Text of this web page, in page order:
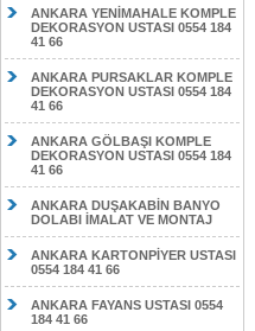
ANKARA YENİMAHALE KOMPLE
DEKORASYON USTASI 0554 184
41 66
ANKARA PURSAKLAR KOMPLE
DEKORASYON USTASI 0554 184
41 66
ANKARA GÖLBAŞI KOMPLE
DEKORASYON USTASI 0554 184
41 66
ANKARA DUŞAKABİN BANYO
DOLABI İMALAT VE MONTAJ
ANKARA KARTONPİYER USTASI
0554 184 41 66
ANKARA FAYANS USTASI 0554
184 41 66